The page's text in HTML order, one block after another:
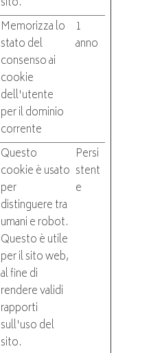
Memorizza lo
stato del
consenso ai
cookie
dell'utente
per il dominio
corrente
1
anno
Questo
cookie è usato
per
distinguere tra
umani e robot.
Questo è utile
per il sito web,
al fine di
rendere validi
rapporti
sull'uso del
sito.
Persi
stent
e